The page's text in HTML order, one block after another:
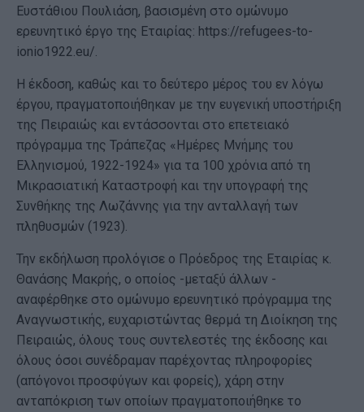
Ευστάθιου Πουλιάση, βασισμένη στο ομώνυμο
ερευνητικό έργο της Εταιρίας: https://refugees-to-
ionio1922.eu/.
Η έκδοση, καθώς και το δεύτερο μέρος του εν λόγω
έργου, πραγματοποιήθηκαν με την ευγενική υποστήριξη
της Πειραιώς και εντάσσονται στο επετειακό
πρόγραμμα της Τράπεζας «Ημέρες Μνήμης του
Ελληνισμού, 1922-1924» για τα 100 χρόνια από τη
Μικρασιατική Καταστροφή και την υπογραφή της
Συνθήκης της Λωζάννης για την ανταλλαγή των
πληθυσμών (1923).
Την εκδήλωση προλόγισε ο Πρόεδρος της Εταιρίας κ.
Θανάσης Μακρής, ο οποίος -μεταξύ άλλων -
αναφέρθηκε στο ομώνυμο ερευνητικό πρόγραμμα της
Αναγνωστικής, ευχαριστώντας θερμά τη Διοίκηση της
Πειραιώς, όλους τους συντελεστές της έκδοσης και
όλους όσοι συνέδραμαν παρέχοντας πληροφορίες
(απόγονοι προσφύγων και φορείς), χάρη στην
ανταπόκριση των οποίων πραγματοποιήθηκε το